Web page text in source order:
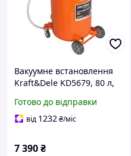
Вакуумне встановлення
Kraft&Dele KD5679, 80 л,
екстрактор, для авто та
мото
Готово до відправки
від 1232₴/міс
7 390₴